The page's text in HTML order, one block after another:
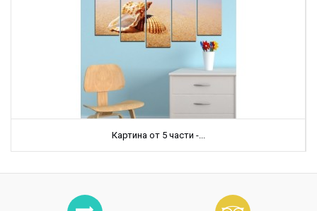
Картина от 5 части -...